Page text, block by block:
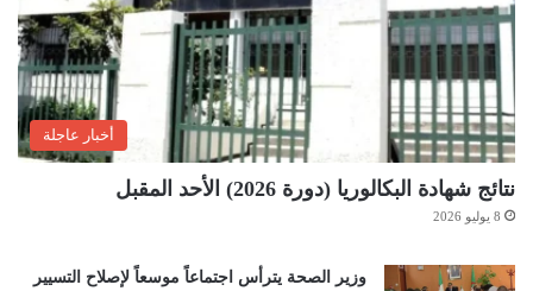
أخبار عاجلة
نتائج شهادة البكالوريا (دورة 2026) الأحد المقبل
8 يوليو 2026
وزير الصحة يترأس اجتماعاً موسعاً لإصلاح التسيير